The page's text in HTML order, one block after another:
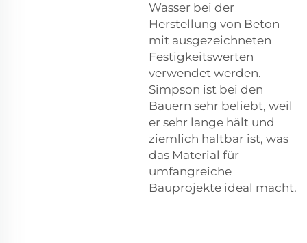
Wasser bei der
Herstellung von Beton
mit ausgezeichneten
Festigkeitswerten
verwendet werden.
Simpson ist bei den
Bauern sehr beliebt, weil
er sehr lange hält und
ziemlich haltbar ist, was
das Material für
umfangreiche
Bauprojekte ideal macht.